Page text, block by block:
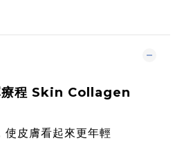
療程 Skin Collagen
使皮膚看起來更年輕